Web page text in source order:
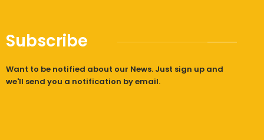
Subscribe
Want to be notified about our News. Just sign up and
we'll send you a notification by email.